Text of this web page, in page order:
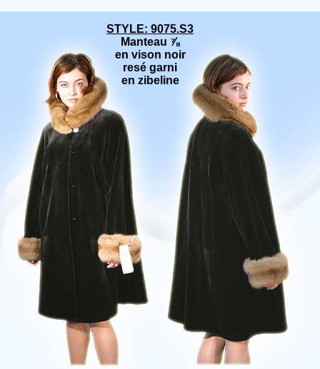
STYLE: 9075.S3
Manteau ⅞
en vison noir
resé garni
en zibeline